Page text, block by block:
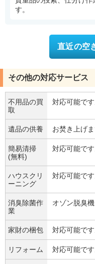
す。
直近の空
その他の対応サービス
不用品の買
取
対応可能です
遺品の供養 お焚き上げ
簡易清掃
(無料)
対応可能です
ハウスクリ
ーニング
対応可能です
消臭除菌作
業
オゾン脱臭
家財の梱包 対応可能です
リフォーム 対応可能です